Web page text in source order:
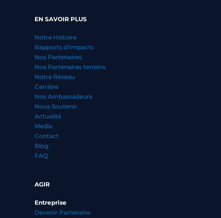
EN SAVOIR PLUS
Notre Histoire
Rapports d’Impacts
Nos Partenaires
Nos Partenaires terrains
Notre Réseau
Carrière
Nos Ambassadeurs
Nous Soutenir
Actualité
Media
Contact
Blog
FAQ
AGIR
Entreprise
Devenir Partenaire